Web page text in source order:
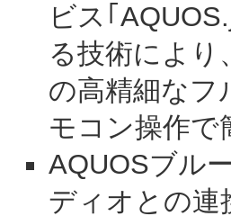
ビス｢
る技術により
の高精細なフ
モコン操作で
AQUOSブル
ディオとの連